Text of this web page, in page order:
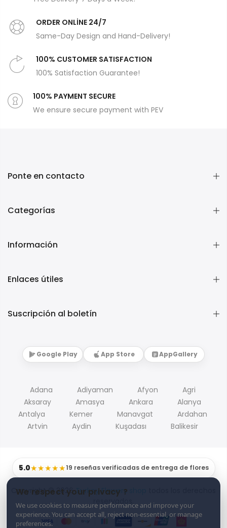
We respect your privacy ?
We use cookies to measure performance and improve your
experience. You can accept all, reject non-essential, or manage
preferences.
ORDER ONLİNE 24/7
Same-Day Design and Hand-Delivery!
100% CUSTOMER SATISFACTION
100% Satisfaction Guarantee!
100% PAYMENT SECURE
We ensure secure payment with PEV
Ponte en contacto
Categorías
Información
Enlaces útiles
Suscripción al boletín
Google Play App Store AppGallery
Adana Adiyaman Afyon
Agri
Aksaray
Amasya Ankara
Alanya
Antalya
Kemer Manavgat
Ardahan
Artvin
Aydin Kuşadası Balikesir
5.0★★★★★19 reseñas verificadas de entrega de flores
Copyright © 2026Turkey Flowers shop
reservados.